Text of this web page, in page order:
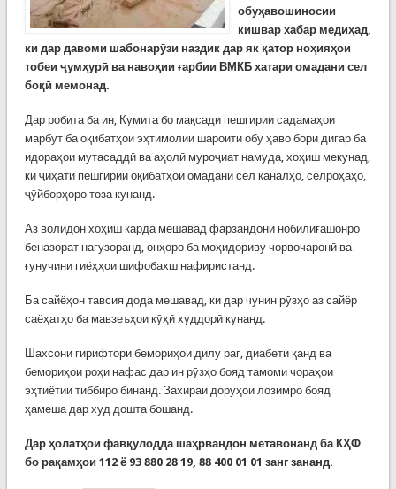
обуҳавошиносии
кишвар хабар медиҳад,
ки дар давоми шабонарӯзи наздик дар як қатор ноҳияҳои
тобеи ҷумҳурӣ ва навоҳии ғарбии ВМКБ хатари омадани сел
боқӣ мемонад.
Дар робита ба ин, Кумита бо мақсади пешгирии садамаҳои
марбут ба оқибатҳои эҳтимолии шароити обу ҳаво бори дигар ба
идораҳои мутасаддӣ ва аҳолӣ муроҷиат намуда, хоҳиш мекунад,
ки ҷиҳати пешгирии оқибатҳои омадани сел каналҳо, селроҳаҳо,
ҷӯйборҳоро тоза кунанд.
Аз волидон хоҳиш карда мешавад фарзандони нобилиғашонро
беназорат нагузоранд, онҳоро ба моҳидориву чорвочаронӣ ва
ғунучини гиёҳҳои шифобахш нафиристанд.
Ба сайёҳон тавсия дода мешавад, ки дар чунин рӯзҳо аз сайёр
саёҳатҳо ба мавзеъҳои кӯҳӣ худдорӣ кунанд.
Шахсони гирифтори бемориҳои дилу раг, диабети қанд ва
бемориҳои роҳи нафас дар ин рӯзҳо бояд тамоми чораҳои
эҳтиётии тиббиро бинанд. Захираи доруҳои лозимро бояд
ҳамеша дар худ дошта бошанд.
Дар ҳолатҳои фавқулодда шаҳрвандон метавонанд ба КҲФ
бо рақамҳои 112 ё 93 880 28 19, 88 400 01 01 занг зананд.